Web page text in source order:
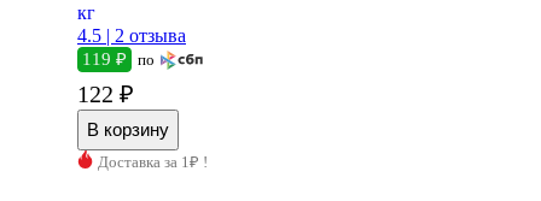
кг
4.5 | 2 отзыва
119 ₽ по
122 ₽
Доставка за 1₽ !